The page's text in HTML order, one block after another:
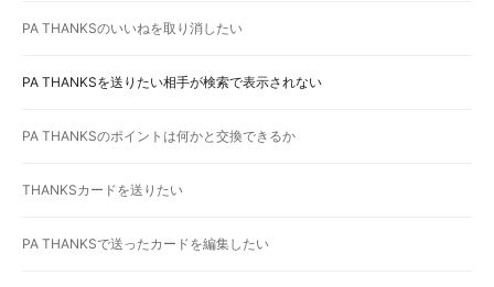
PA THANKSのいいねを取り消したい
PA THANKSを送りたい相手が検索で表示されない
PA THANKSのポイントは何かと交換できるか
THANKSカードを送りたい
PA THANKSで送ったカードを編集したい